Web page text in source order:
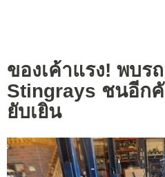
ของเค้าแรง! พบร
Stingrays ชนอีก
ยับเยิน